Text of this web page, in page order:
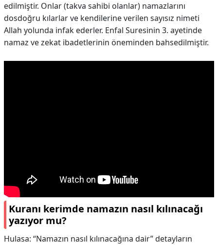
edilmiştir. Onlar (takva sahibi olanlar) namazlarını
dosdoğru kılarlar ve kendilerine verilen sayısız nimeti
Allah yolunda infak ederler. Enfal Suresinin 3. ayetinde
namaz ve zekat ibadetlerinin öneminden bahsedilmiştir.
Kuranı kerimde namazın nasıl kılınacağı
yazıyor mu?
Hulasa: “Namazın nasıl kılınacağına dair” detayların